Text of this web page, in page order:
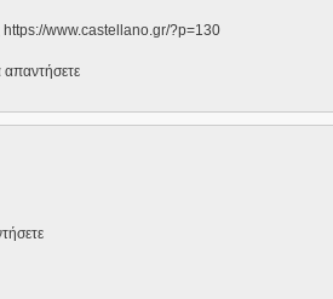
https://www.castellano.gr/?p=130
απαντήσετε